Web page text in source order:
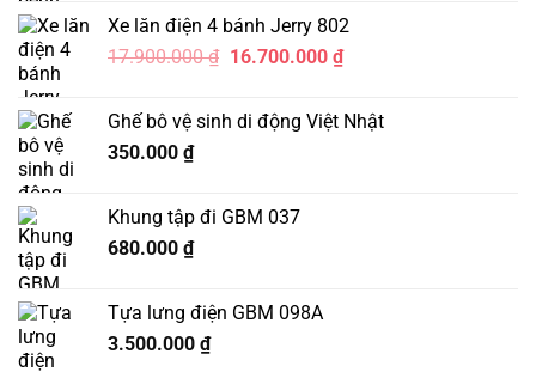
Xe lăn điện 4 bánh Jerry 802
17.900.000₫ Giá
17.900.000 ₫.
16.700.000 ₫Giá
là:
Ghế bô vệ sinh di động Việt Nhật
350.000 ₫
Khung tập đi GBM 037
680.000 ₫
Tựa lưng điện GBM 098A
3.500.000 ₫